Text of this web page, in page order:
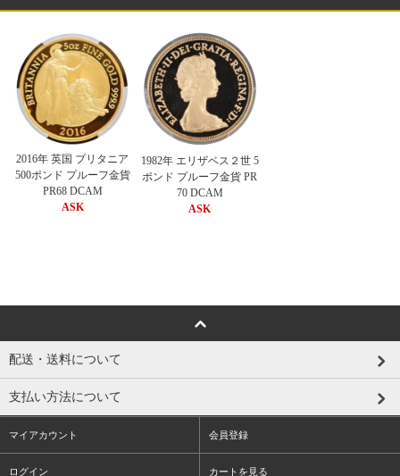
2016年 英国 ブリタニア
500ポンド プルーフ金貨
PR68 DCAM
ASK
1982年 エリザベス２世 5
ポンド プルーフ金貨 PR
70 DCAM
ASK
配送・送料について
支払い方法について
マイアカウント 会員登録
ログイン カートを見る